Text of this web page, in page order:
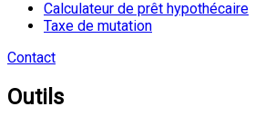
Calculateur de prêt hypothécaire
Taxe de mutation
Contact
Outils